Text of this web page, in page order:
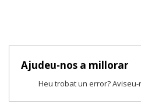
Ajudeu-nos a millorar
Heu trobat un error?